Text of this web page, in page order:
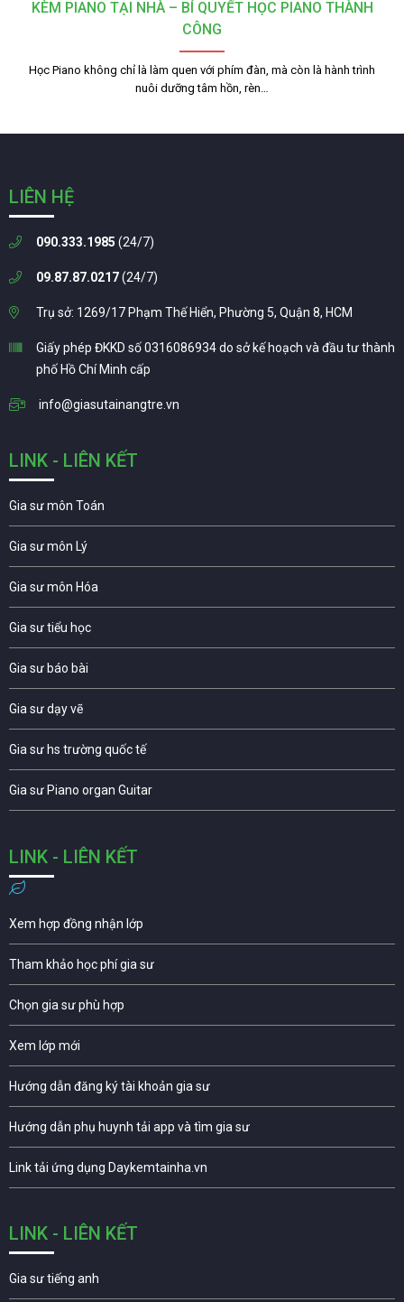
KÈM PIANO TẠI NHÀ – BÍ QUYẾT HỌC PIANO THÀNH
CÔNG
Học Piano không chỉ là làm quen với phím đàn, mà còn là hành trình
nuôi dưỡng tâm hồn, rèn…
LIÊN HỆ
090.333.1985 (24/7)
09.87.87.0217(24/7)
Trụ sở: 1269/17 Phạm Thế Hiển, Phường 5, Quận 8, HCM
Giấy phép ĐKKD số 0316086934 do sở kế hoạch và đầu tư thành
phố Hồ Chí Minh cấp
info@giasutainangtre.vn
LINK - LIÊN KẾT
Gia sư môn Toán
Gia sư môn Lý
Gia sư môn Hóa
Gia sư tiểu học
Gia sư báo bài
Gia sư dạy vẽ
Gia sư hs trường quốc tế
Gia sư Piano organ Guitar
LINK - LIÊN KẾT
Xem hợp đồng nhận lớp
Tham khảo học phí gia sư
Chọn gia sư phù hợp
Xem lớp mới
Hướng dẫn đăng ký tài khoản gia sư
Hướng dẫn phụ huynh tải app và tìm gia sư
Link tải ứng dụng Daykemtainha.vn
LINK - LIÊN KẾT
Gia sư tiếng anh